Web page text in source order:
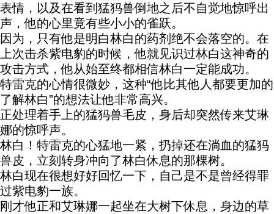
表情，以及在看到猛犸兽倒地之后不自觉地惊呼出
声，他的心里竟有些小小的雀跃。
因为，只有他是明白林白的药剂绝不会落空的。在
上次击杀紫电豹的时候，他就见识过林白这神奇的
攻击方式，他从始至终都相信林白一定能成功。
特雷克的心情很微妙，这种“他比其他人都要更加的
了解林白”的想法让他非常高兴。
正处理着手上的猛犸兽毛皮，身后却突然传来艾琳
娜的惊呼声。
林白！特雷克的心猛地一紧，扔掉还在淌血的猛犸
兽皮，立刻转身冲向了林白休息的那棵树。
林白现在很想好好回忆一下，自己是不是曾经得罪
过紫电豹一族。
刚才他正和艾琳娜一起坐在大树下休息，身边的草